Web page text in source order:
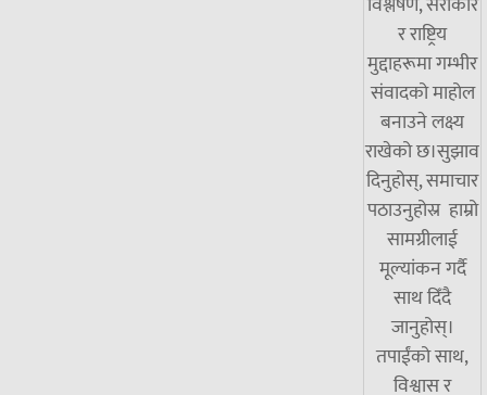
र राष्ट्रिय
मुद्दाहरूमा गम्भीर
संवादको माहोल
बनाउने लक्ष्य
राखेको छ।सुझाव
दिनुहोस्, समाचार
पठाउनुहोस्र हाम्रो
सामग्रीलाई
मूल्यांकन गर्दै
साथ दिँदै
जानुहोस्।
तपाईंको साथ,
विश्वास र